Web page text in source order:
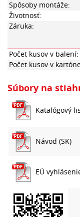
Spôsoby montáže:
Životnosť:
Záruka:
Počet kusov v balení:
Počet kusov v
Súbory na
Katalógový
Návod (SK)
EÚ